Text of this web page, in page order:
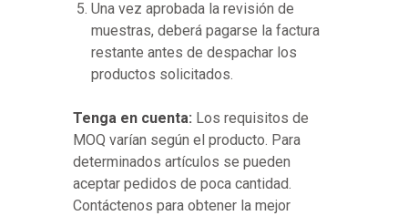
Una vez aprobada la revisión de
muestras, deberá pagarse la factura
restante antes de despachar los
productos solicitados.
Tenga en cuenta: Los requisitos de
MOQ varían según el producto. Para
determinados artículos se pueden
aceptar pedidos de poca cantidad.
Contáctenos para obtener la mejor